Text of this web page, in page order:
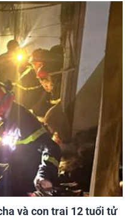
và con trai 12 tuổi tử